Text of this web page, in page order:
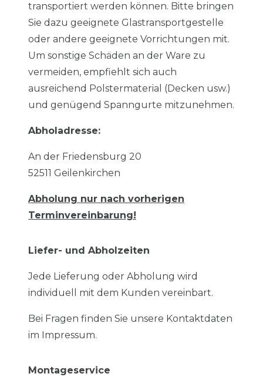
transportiert werden können. Bitte bringen
Sie dazu geeignete Glastransportgestelle
oder andere geeignete Vorrichtungen mit.
Um sonstige Schäden an der Ware zu
vermeiden, empfiehlt sich auch
ausreichend Polstermaterial (Decken usw.)
und genügend Spanngurte mitzunehmen.
Abholadresse:
An der Friedensburg 20
52511 Geilenkirchen
Abholung nur nach vorherigen
Terminvereinbarung!
Liefer- und Abholzeiten
Jede Lieferung oder Abholung wird
individuell mit dem Kunden vereinbart.
Bei Fragen finden Sie unsere Kontaktdaten
im Impressum.
Montageservice